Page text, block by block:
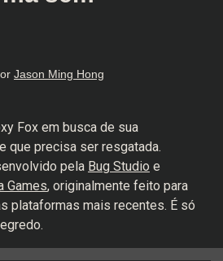
Jason Ming Hong
Fox em busca de sua
que precisa ser resgatada.
pela Bug Studio e
Games, originalmente feito para
plataformas mais recentes. É só